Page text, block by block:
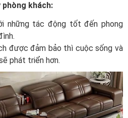
khách:
những tác động tốt đến phong
được đảm bảo thì cuộc sống và
phát triển hơn.